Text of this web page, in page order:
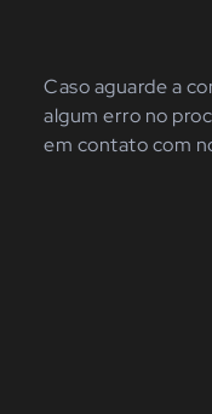
Caso aguarde a
algum erro no
em contato com